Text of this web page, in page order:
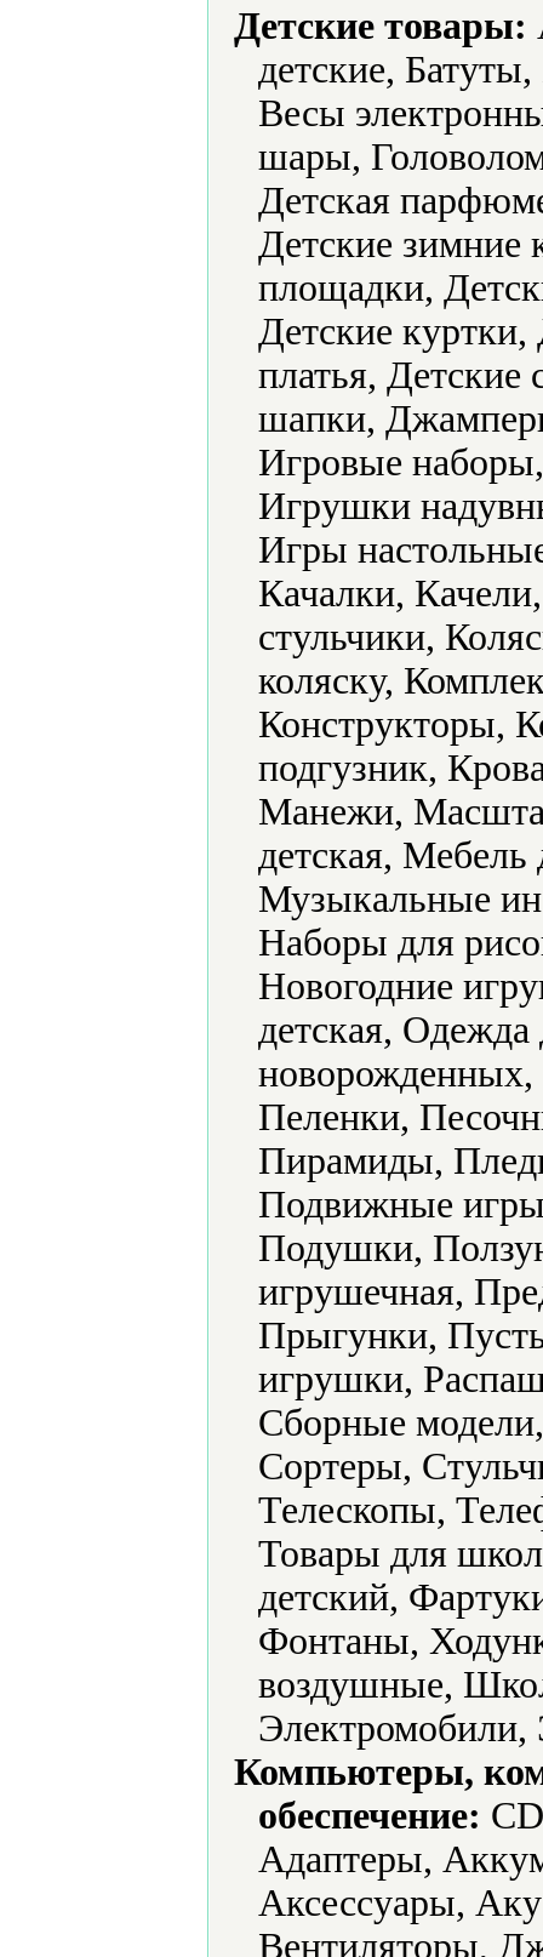
Детские товары:
детские,
Весы
шары,
Детская
Детские зимние
площадки,
Детские куртки,
платья, Детские
шапки,
Игровые
Игрушки
Игры
Качалки,
стульчики,
коляску,
Конструкторы,
подгузник,
Манежи,
детская,
Музыкальные
Наборы для
Новогодние
детская,
Пеленки,
Пирамиды,
Подвижные
Подушки,
игрушечная,
Прыгунки,
игрушки,
Сборные
Сортеры,
Телескопы,
Товары для
детский,
Фонтаны,
воздушные,
Электромобили,
Компьютеры,
обеспечение:
Адаптеры,
Аксессуары,
Вентиляторы,